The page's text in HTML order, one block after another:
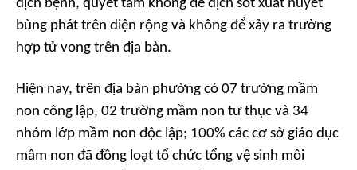
dịch bệnh, quyết tâm không để dịch sốt xuất huyết
bùng phát trên diện rộng và không để xảy ra trường
hợp tử vong trên địa bàn.
Hiện nay, trên địa bàn phường có 07 trường mầm
non công lập, 02 trường mầm non tư thục và 34
nhóm lớp mầm non độc lập; 100% các cơ sở giáo dục
mầm non đã đồng loạt tổ chức tổng vệ sinh môi